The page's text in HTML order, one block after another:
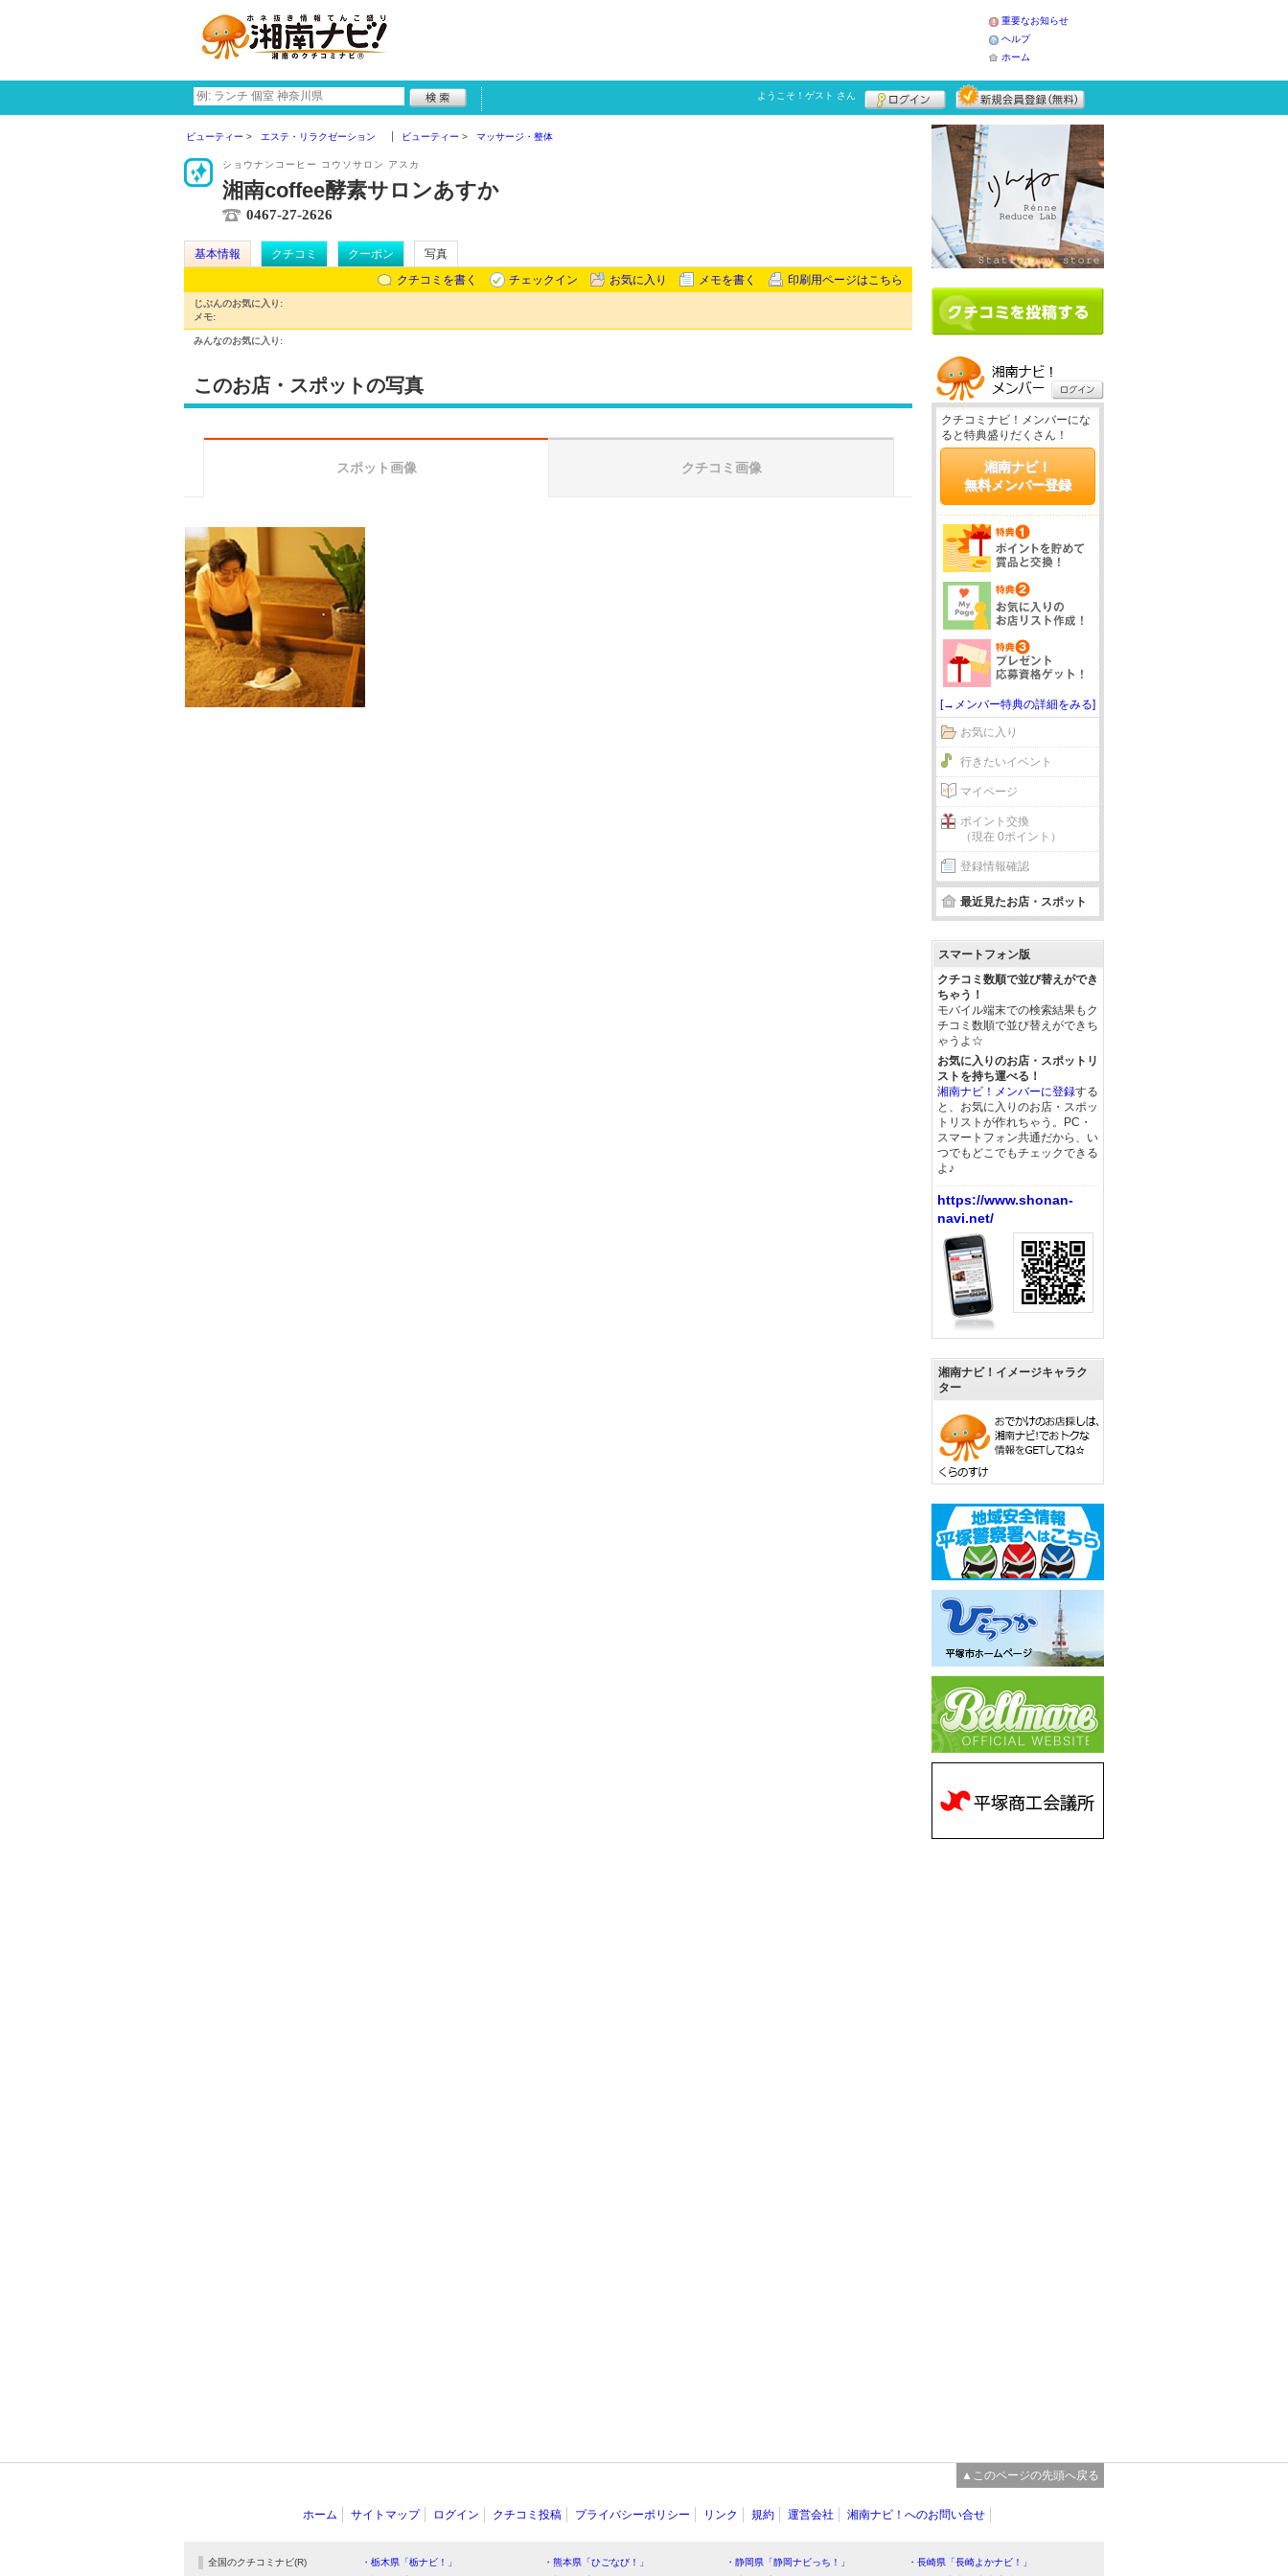
重要なお知らせ
ヘルプ
ホーム
ようこそ！ ゲスト さん
ビューティー エステ・リラクゼーション ビューティー マッサージ・整体
ショウナンコーヒー コウソサロン アスカ
湘南coffee酵素サロンあすか
0467-27-2626
基本情報 クチコミ クーポン
写真
クチコミを書く
チェックイン お気に入り メモを書く 印刷用ページはこちら
じぶんのお気に入り:
メモ:
みんなのお気に入り:
このお店・スポットの写真
スポット画像 クチコミ画像
クチコミナビ！メンバーにな
ると特典盛りだくさん！
湘南ナビ！
無料メンバー登録
[→メンバー特典の詳細をみる]
お気に入り
行きたいイベント
マイページ
ポイント交換
（現在 0ポイント）
登録情報確認
最近見たお店・スポット
スマートフォン版
クチコミ数順で並び替えができ
ちゃう！
モバイル端末での検索結果もク
チコミ数順で並び替えができち
ゃうよ☆
お気に入りのお店・スポットリ
ストを持ち運べる！
湘南ナビ！メンバーに登録する
と、お気に入りのお店・スポッ
トリストが作れちゃう。PC・
スマートフォン共通だから、い
つでもどこでもチェックできる
よ♪
https://www.shonan-
navi.net/
湘南ナビ！イメージキャラク
ター
▲このページの先頭へ戻る
ホーム サイトマップ ログイン クチコミ投稿 プライバシーポリシー リンク 規約 運営会社 湘南ナビ！へのお問い合せ
全国のクチコミナビ(R) ・栃木県「栃ナビ！」 ・熊本県「ひごなび！」 ・静岡県「静岡ナビっち！」
・長崎県「長崎よかナビ！」